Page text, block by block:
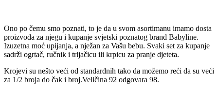
Ono po čemu smo poznati, to je da u svom asortimanu imamo dosta
proizvoda za njegu i kupanje svjetski poznatog brand Babyline.
Izuzetna moć upijanja, a nježan za Vašu bebu. Svaki set za kupanje
sadrži ogrtač, ručnik i trljačicu ili krpicu za pranje djeteta.
Krojevi su nešto veći od standardnih tako da možemo reći da su veći
za 1/2 broja do čak i broj.Veličina 92 odgovara 98.